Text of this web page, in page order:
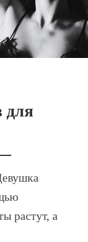
для
растут, а